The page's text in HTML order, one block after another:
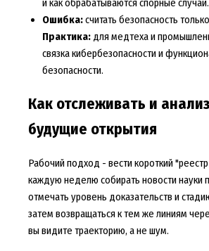
и как обрабатываются спорные случаи.
Ошибка:считать безопасность
Практика:для медтеха и
связка кибербезопасности и
безопасности.
Как отслеживать и
будущие открытия
Рабочий подход - вести короткий "реестр
каждую неделю собирать новости науки
отмечать уровень доказательств и
затем возвращаться к тем же линиям
вы видите траекторию, а не шум.